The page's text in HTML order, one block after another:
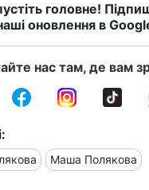
головне!
оновлення в
нас там, де вам
Маша Полякова